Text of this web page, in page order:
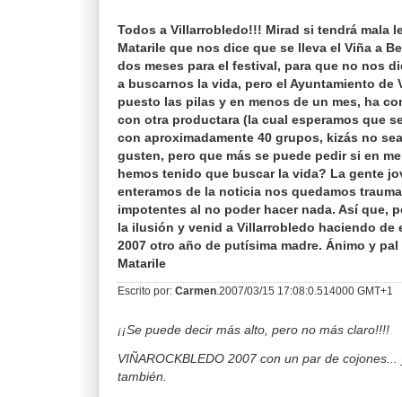
Todos a Villarrobledo!!! Mirad si tendrá mala
Matarile que nos dice que se lleva el Viña a
dos meses para el festival, para que no nos
a buscarnos la vida, pero el Ayuntamiento de
puesto las pilas y en menos de un mes, ha
con otra productara (la cual esperamos que
con aproximadamente 40 grupos, kizás no
gusten, pero que más se puede pedir si en
hemos tenido que buscar la vida? La gente
enteramos de la noticia nos quedamos
impotentes al no poder hacer nada. Así que,
la ilusión y venid a Villarrobledo haciendo de
2007 otro año de putísima madre. Ánimo y
Matarile
Escrito por: Carmen .2007/03/15 17:08:0.514000 GMT+1
¡¡Se puede decir más alto, pero no más claro!!!!
VIÑAROCKBLEDO 2007 con un par de
también.